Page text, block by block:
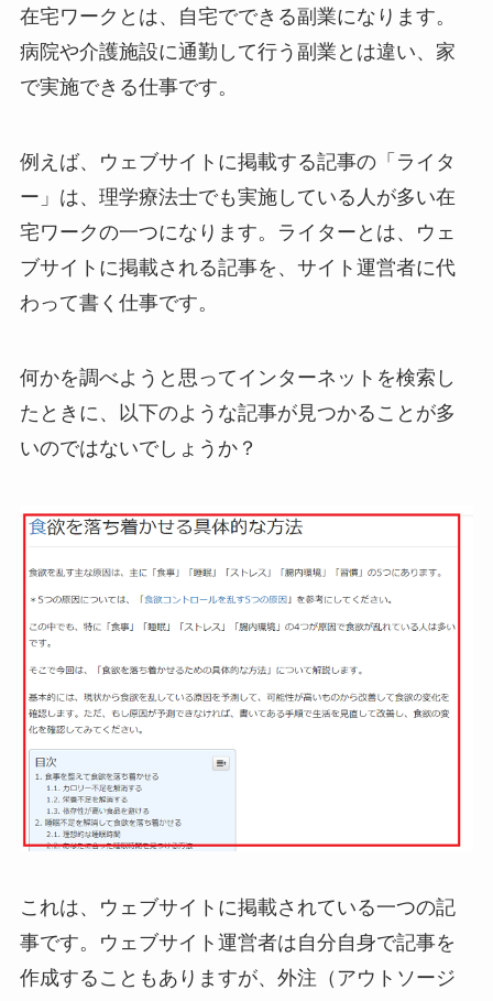
在宅ワークとは、自宅でできる副業になります。
病院や介護施設に通勤して行う副業とは違い、家
で実施できる仕事です。
例えば、ウェブサイトに掲載する記事の「ライタ
ー」は、理学療法士でも実施している人が多い在
宅ワークの一つになります。ライターとは、ウェ
ブサイトに掲載される記事を、サイト運営者に代
わって書く仕事です。
何かを調べようと思ってインターネットを検索し
たときに、以下のような記事が見つかることが多
いのではないでしょうか？
これは、ウェブサイトに掲載されている一つの記
事です。ウェブサイト運営者は自分自身で記事を
作成することもありますが、外注（アウトソージ